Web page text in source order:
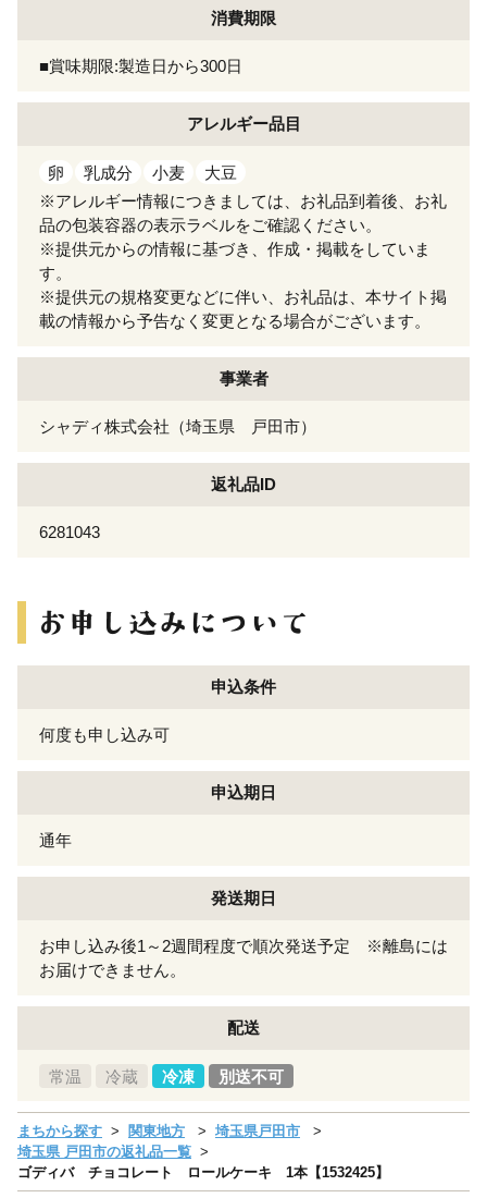
消費期限
■賞味期限:製造日から300日
アレルギー品目
卵 乳成分 小麦
大豆
※アレルギー情報につきましては、お礼品到着後、お礼
品の包装容器の表示ラベルをご確認ください。
※提供元からの情報に基づき、作成・掲載をしていま
す。
※提供元の規格変更などに伴い、お礼品は、本サイト掲
載の情報から予告なく変更となる場合がございます。
事業者
シャディ株式会社（埼玉県 戸田市）
返礼品ID
6281043
申込条件
何度も申し込み可
申込期日
通年
発送期日
お申し込み後1～2週間程度で順次発送予定 ※離島には
お届けできません。
配送
常温 冷蔵 冷凍 別送不可
まちから探す 関東地方
埼玉県戸田市
埼玉県 戸田市の返礼品一覧
ゴディバ チョコレート ロールケーキ 1本【1532425】